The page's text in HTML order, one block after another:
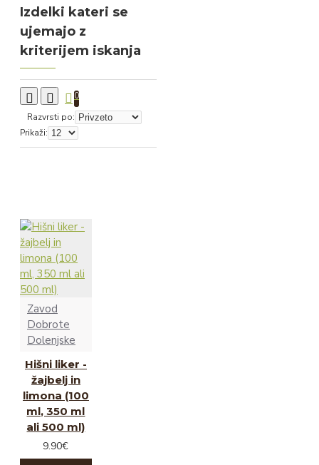
Izdelki kateri se
ujemajo z
kriterijem iskanja
0
Razvrsti po:
Prikaži:
Zavod
Dobrote
Dolenjske
Hišni liker -
žajbelj in
limona (100
ml, 350 ml
ali 500 ml)
9.90€